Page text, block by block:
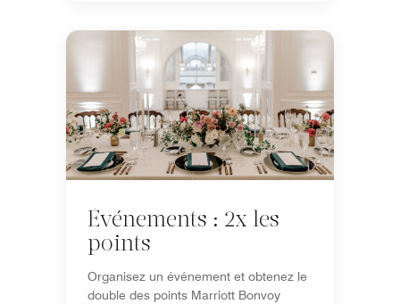
Événements : 2x les
points
Organisez un événement et obtenez le
double des points Marriott Bonvoy